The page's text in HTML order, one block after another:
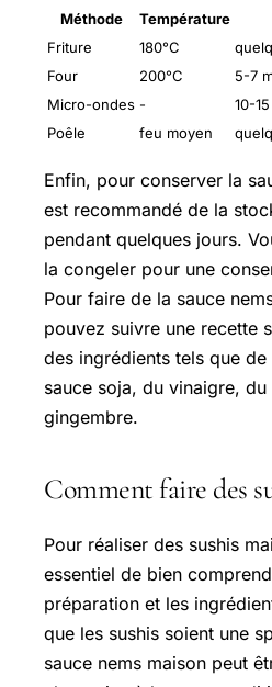
Méthode Température
Friture
180°C
Four
200°C
5-7
Micro-ondes -
10-
Poêle
feu moyen
Enfin, pour conserver la
est recommandé de la
pendant quelques jours.
la congeler pour une
Pour faire de la sauce
pouvez suivre une recette
des ingrédients tels que
sauce soja, du vinaigre, du
gingembre.
Comment faire des
Pour réaliser des sushis
essentiel de bien
préparation et les
que les sushis soient une
sauce nems maison peut